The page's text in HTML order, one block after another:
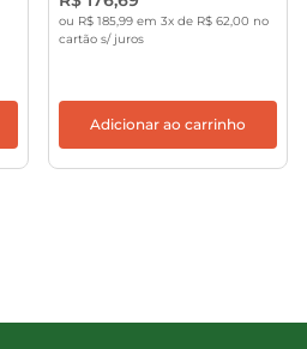
ou R$ 185,99 em 3x de R$ 62,00 no
cartão s/ juros
Adicionar ao carrinho